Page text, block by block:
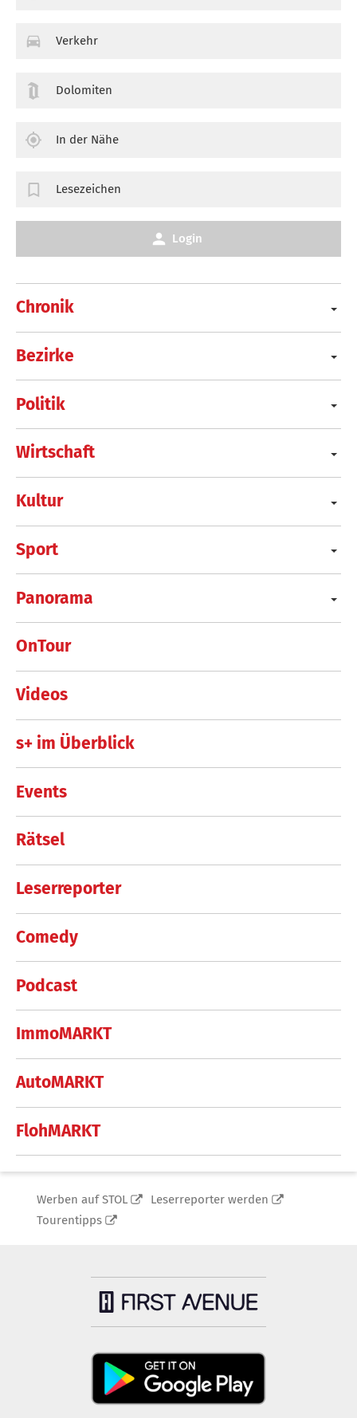
Chronik
Bezirke
Politik
Wirtschaft
Kultur
Sport
Panorama
OnTour
Videos
s+ im Überblick
Events
Rätsel
Leserreporter
Comedy
Podcast
ImmoMARKT
AutoMARKT
FlohMARKT
Verkehr
Dolomiten
In der Nähe
Lesezeichen
Login
Werben auf STOL
Leserreporter werden
Tourentipps